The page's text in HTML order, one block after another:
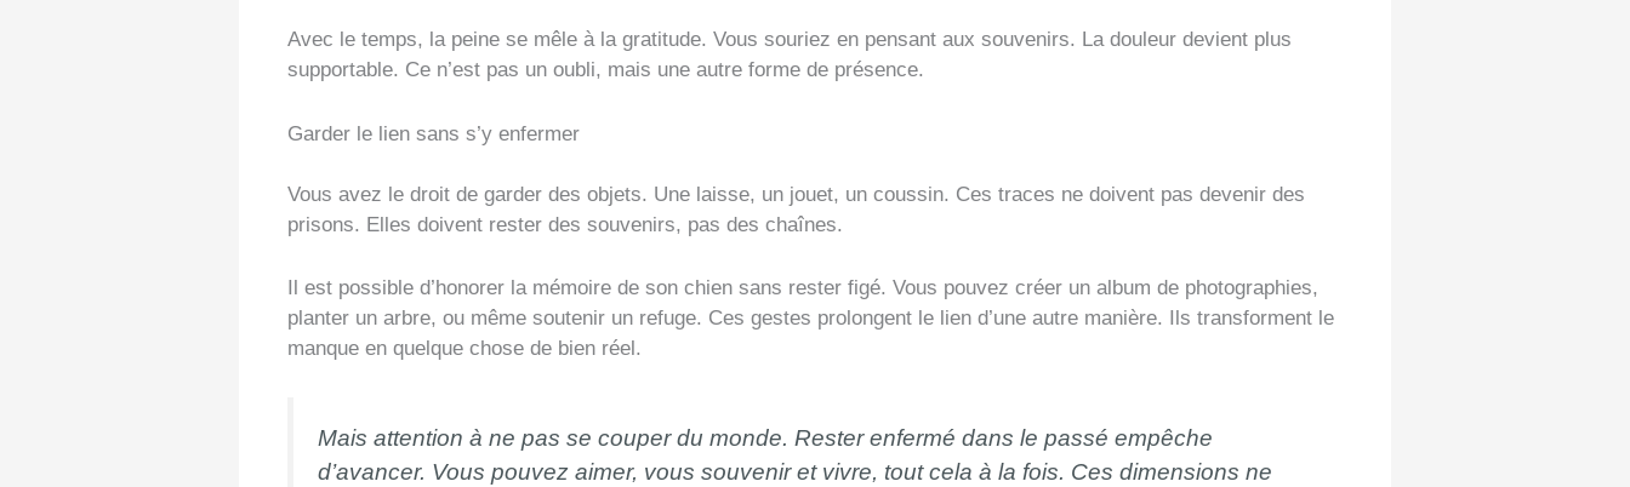
Avec le temps, la peine se mêle à la gratitude. Vous souriez en pensant aux souvenirs. La douleur devient plus
supportable. Ce n’est pas un oubli, mais une autre forme de présence.
Garder le lien sans s’y enfermer
Vous avez le droit de garder des objets. Une laisse, un jouet, un coussin. Ces traces ne doivent pas devenir des
prisons. Elles doivent rester des souvenirs, pas des chaînes.
Il est possible d’honorer la mémoire de son chien sans rester figé. Vous pouvez créer un album de photographies,
planter un arbre, ou même soutenir un refuge. Ces gestes prolongent le lien d’une autre manière. Ils transforment le
manque en quelque chose de bien réel.
Mais attention à ne pas se couper du monde. Rester enfermé dans le passé empêche
d’avancer. Vous pouvez aimer, vous souvenir et vivre, tout cela à la fois. Ces dimensions ne